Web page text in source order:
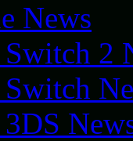
News
2